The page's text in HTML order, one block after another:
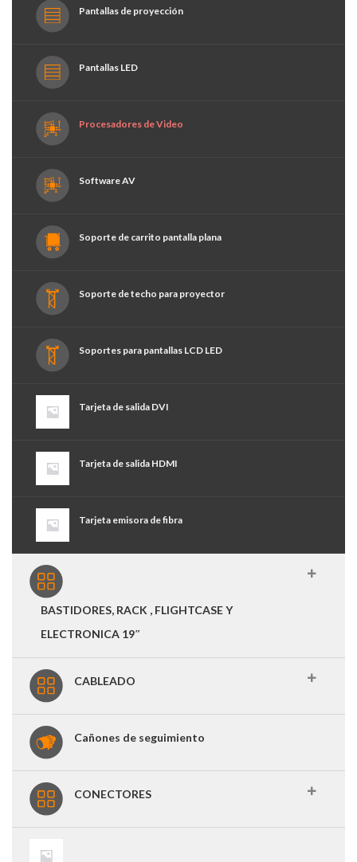
Pantallas de proyección
Pantallas LED
Procesadores de Video
Software AV
Soporte de carrito pantalla plana
Soporte de techo para proyector
Soportes para pantallas LCD LED
Tarjeta de salida DVI
Tarjeta de salida HDMI
Tarjeta emisora de fibra
BASTIDORES, RACK , FLIGHTCASE Y
ELECTRONICA 19″
CABLEADO
Cañones de seguimiento
CONECTORES